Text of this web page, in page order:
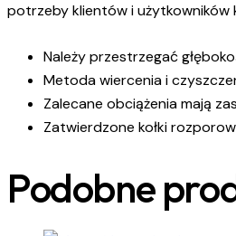
potrzeby klientów i użytkowników
Należy przestrzegać
Metoda wiercenia i
Zalecane obciążenia mają
Zatwierdzone kołki
Podobne